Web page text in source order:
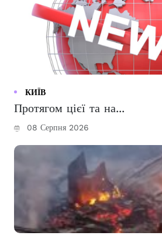
КИЇВ
Протягом цієї та на...
08 Серпня 2026